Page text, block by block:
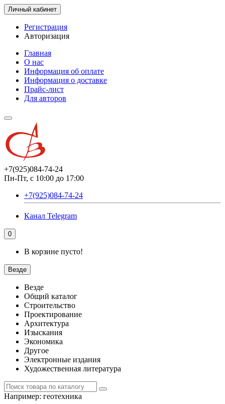
Личный кабинет
Регистрация
Авторизация
Главная
О нас
Информация об оплате
Информация о доставке
Прайс-лист
Для авторов
+7(925)084-74-24
Пн-Пт, с 10:00 до 17:00
+7(925)084-74-24
Канал Telegram
0
В корзине пусто!
Везде
Везде
Общий каталог
Строительство
Проектирование
Архитектура
Изыскания
Экономика
Другое
Электронные издания
Художественная литература
Например: геотехника